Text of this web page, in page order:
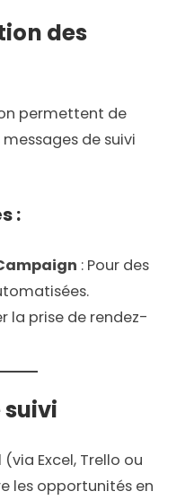
des
permettent de
de suivi
:
: Pour des
la prise de rendez-
suivi
Excel, Trello ou
les opportunités en